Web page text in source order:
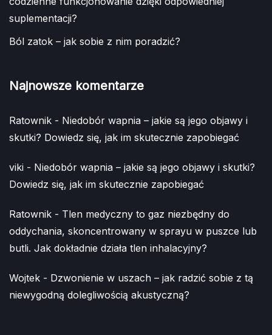
suplementacji?
Ból zatok – jak sobie z nim poradzić?
Najnowsze komentarze
Ratownik - Niedobór wapnia – jakie są jego objawy i
skutki? Dowiedz się, jak im skutecznie zapobiegać
viki - Niedobór wapnia – jakie są jego objawy i skutki?
Dowiedz się, jak im skutecznie zapobiegać
Ratownik - Tlen medyczny to gaz niezbędny do
oddychania, skoncentrowany w sprayu w puszce lub
butli. Jak dokładnie działa tlen inhalacyjny?
Wojtek - Dzwonienie w uszach – jak radzić sobie z tą
niewygodną dolegliwością akustyczną?